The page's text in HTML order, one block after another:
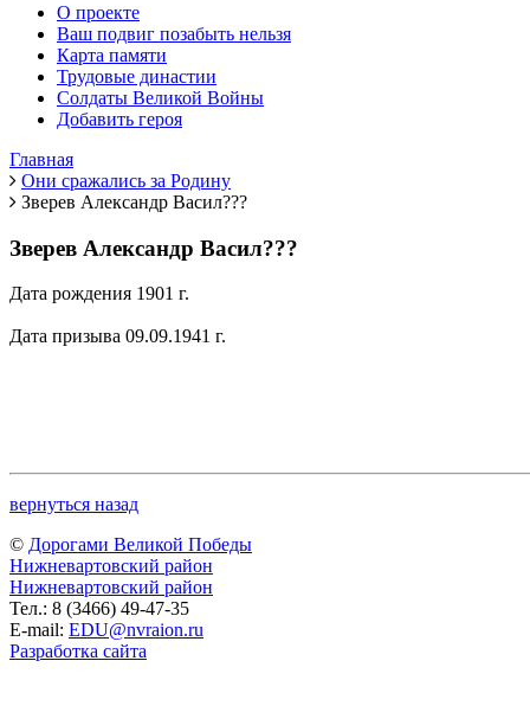
О проекте
Ваш подвиг позабыть нельзя
Карта памяти
Трудовые династии
Солдаты Великой Войны
Добавить героя
Главная
Они сражались за Родину
Зверев Александр Васил???
Зверев Александр Васил???
Дата рождения 1901 г.
Дата призыва 09.09.1941 г.
вернуться назад
© Дорогами Великой Победы
Нижневартовский район
Нижневартовский район
Тел.: 8 (3466) 49-47-35
E-mail: EDU@nvraion.ru
Разработка сайта